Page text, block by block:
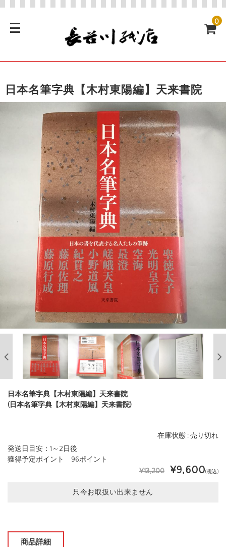
0
日本名筆字典【木村東陽編】天来書院
日本名筆字典【木村東陽編】天来書院
(日本名筆字典【木村東陽編】天来書院)
在庫状態 : 売り切れ
発送日目安：1～2日後
獲得予定ポイント 96ポイント
¥13,200
¥9,600(税込)
只今お取扱い出来ません
商品詳細